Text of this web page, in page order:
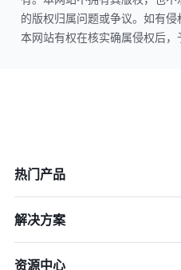
的版权归属问题或争议。如有侵
本网站有权在核实确属侵权后，
热门产品
解决方案
资源中心